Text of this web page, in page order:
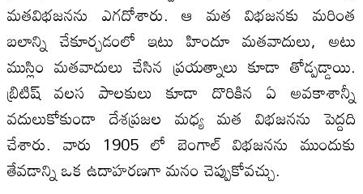
మతవిభజనను ఎగదోశారు. ఆ మత విభజనకు మరింత
బలాన్ని చేకూర్చడంలో ఇటు హిందూ మతవాదులు, అటు
ముస్లిం మతవాదులు చేసిన ప్రయత్నాలు కూడా తోడ్పడ్డాయి.
బ్రిటిష్ వలస పాలకులు కూడా దొరికిన ఏ అవకాశాన్నీ
వదులుకోకుండా దేశప్రజల మధ్య మత విభజనను పెద్దది
చేశారు. వారు 1905 లో బెంగాల్ విభజనను ముందుకు
తేవడాన్ని ఒక ఉదాహరణగా మనం చెప్పుకోవచ్చు.